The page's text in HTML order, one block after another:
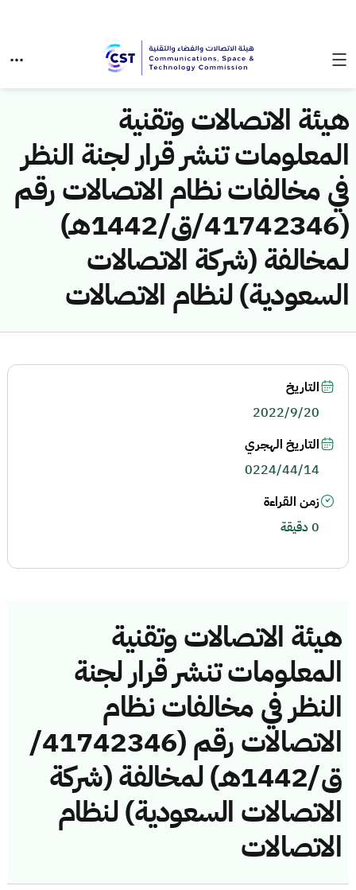
هيئة الاتصالات وتقنية
المعلومات تنشر قرار لجنة النظر
في مخالفات نظام الاتصالات رقم
(41742346/ق/1442هـ)
لمخالفة (شركة الاتصالات
السعودية) لنظام الاتصالات
هيئة الاتصالات وتقنية
المعلومات تنشر قرار لجنة
النظر في مخالفات نظام
الاتصالات رقم (41742346/
ق/1442هـ) لمخالفة (شركة
الاتصالات السعودية) لنظام
الاتصالات
التاريخ
2022/9/20
التاريخ الهجري
0224/44/14
زمن القراءة
0 دقيقة